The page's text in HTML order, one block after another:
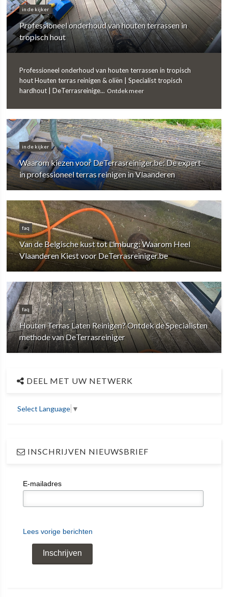
in de kijker
Professioneel onderhoud van houten terrassen in
tropisch hout
Professioneel onderhoud van houten terrassen in tropisch
hout Houten terras reinigen & oliën | Specialist tropisch
hardhout | DeTerrasreinige... Ontdek meer
in de kijker
Waarom kiezen voor DeTerrasreiniger.be: De expert
in professioneel terras reinigen in Vlaanderen
faq
Van de Belgische kust tot Limburg: Waarom Heel
Vlaanderen Kiest voor DeTerrasreiniger.be
faq
Houten Terras Laten Reinigen? Ontdek de Specialisten
methode van DeTerrasreiniger
DEEL MET UW NETWERK
Select Language ▼
INSCHRIJVEN NIEUWSBRIEF
E-mailadres
Lees vorige berichten